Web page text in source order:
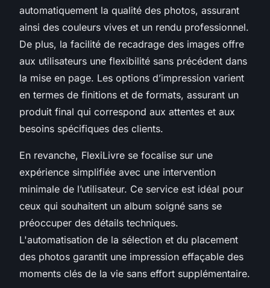
automatiquement la qualité des photos, assurant
ainsi des couleurs vives et un rendu professionnel.
De plus, la facilité de recadrage des images offre
aux utilisateurs une flexibilité sans précédent dans
la mise en page. Les options d’impression varient
en termes de finitions et de formats, assurant un
produit final qui correspond aux attentes et aux
besoins spécifiques des clients.
En revanche, FlexiLivre se focalise sur une
expérience simplifiée avec une intervention
minimale de l’utilisateur. Ce service est idéal pour
ceux qui souhaitent un album soigné sans se
préoccuper des détails techniques.
L'automatisation de la sélection et du placement
des photos garantit une impression effaçable des
moments clés de la vie sans effort supplémentaire.